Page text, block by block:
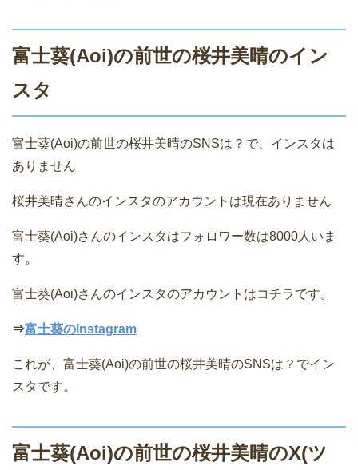
富士葵(Aoi)の前世の桜井美晴のイン
スタ
富士葵(Aoi)の前世の桜井美晴のSNSは？で、インスタは
ありません
桜井美晴さんのインスタのアカウントは現在ありません
富士葵(Aoi)さんのインスタはフォロワー数は8000人いま
す。
富士葵(Aoi)さんのインスタのアカウントはコチラです。
⇒富士葵のInstagram
これが、富士葵(Aoi)の前世の桜井美晴のSNSは？でイン
スタです。
富士葵(Aoi)の前世の桜井美晴のX(ツ